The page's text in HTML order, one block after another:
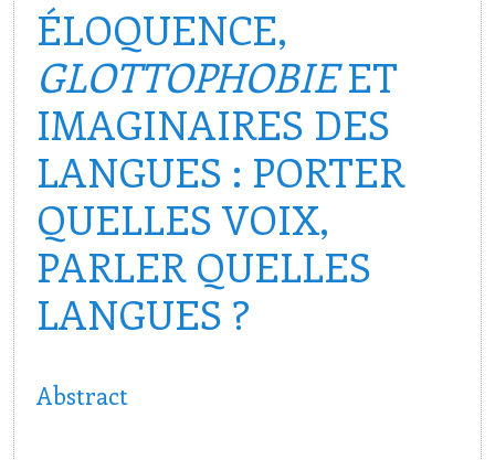
ÉLOQUENCE,
GLOTTOPHOBIEET
IMAGINAIRES DES
LANGUES : PORTER
QUELLES VOIX,
PARLER QUELLES
LANGUES ?
Abstract